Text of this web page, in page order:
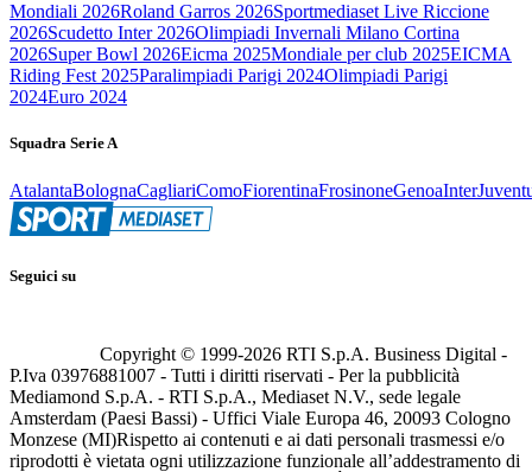
Mondiali 2026Roland Garros 2026Sportmediaset Live Riccione
2026Scudetto Inter 2026Olimpiadi Invernali Milano Cortina
2026Super Bowl 2026Eicma 2025Mondiale per club 2025EICMA
Riding Fest 2025Paralimpiadi Parigi 2024Olimpiadi Parigi
2024Euro 2024
Squadra Serie A
AtalantaBolognaCagliariComoFiorentinaFrosinoneGenoaInter
Seguici su
Copyright © 1999-2026 RTI S.p.A. Business Digital -
P.Iva 03976881007 - Tutti i diritti riservati - Per la pubblicità
Mediamond S.p.A. - RTI S.p.A., Mediaset N.V., sede legale
Amsterdam (Paesi Bassi) - Uffici Viale Europa 46, 20093 Cologno
Monzese (MI)Rispetto ai contenuti e ai dati personali trasmessi e/o
riprodotti è vietata ogni utilizzazione funzionale all’addestramento di